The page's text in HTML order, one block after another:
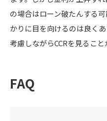
の場合はローン破たんする
かりに目を向けるのは良く
考慮しながらCCRを見ること
FAQ